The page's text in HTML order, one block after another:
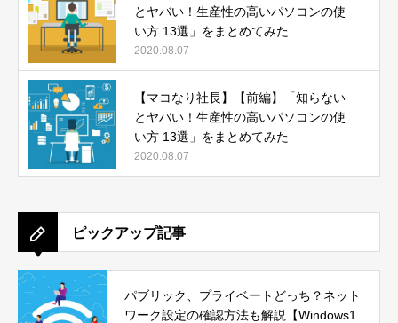
とヤバい！生産性の高いパソコンの使
い方 13選」をまとめてみた
2020.08.07
【マコなり社長】【前編】「知らない
とヤバい！生産性の高いパソコンの使
い方 13選」をまとめてみた
2020.08.07
ピックアップ記事
パブリック、プライベートどっち？ネット
ワーク設定の確認方法も解説【Windows1